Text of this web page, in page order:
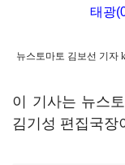
태광
뉴스토마토 김보선 기자
이 기사는 뉴스
김기성 편집국장